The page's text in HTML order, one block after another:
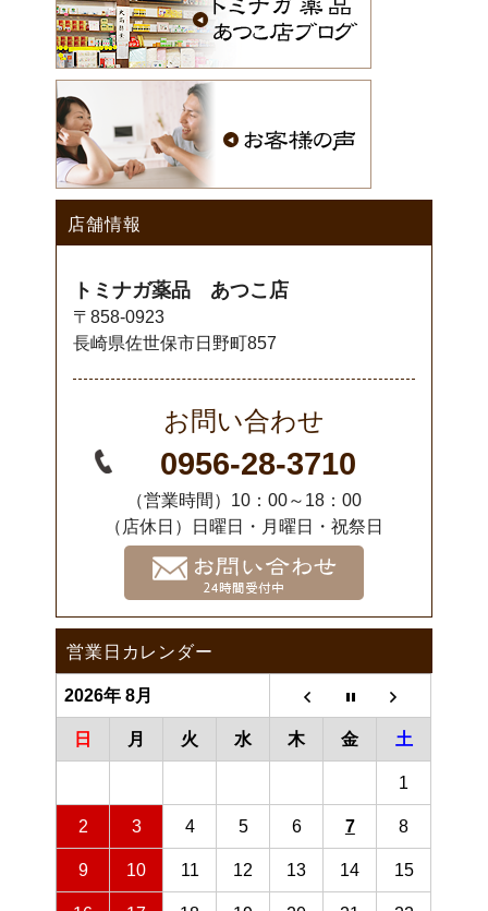
店舗情報
トミナガ薬品 あつこ店
〒858-0923
長崎県佐世保市日野町857
お問い合わせ
0956-28-3710
（営業時間）10：00～18：00
（店休日）日曜日・月曜日・祝祭日
営業日カレンダー
2026年 8月
日 月 火 水 木 金 土
1
2 3 4 5 6 7 8
9 10 11 12 13 14 15